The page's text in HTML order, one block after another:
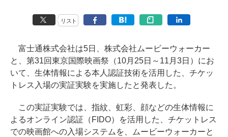
リスト
富士通株式会社は5日、株式会社ムービーウォーカー
と、第31回東京国際映画祭（10月25日～11月3日）にお
いて、生体情報による本人認証技術を活用した、チケッ
トレス入場の実証実験を実施したと発表した。
この実証実験では、指紋、虹彩、顔などの生体情報に
よるオンライン認証（FIDO）を活用した、チケットレス
での映画館への入場システムを、ムービーウォーカーと